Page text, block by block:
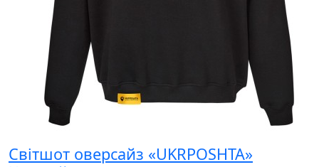
Світшот оверсайз «UKRPOSHTA»